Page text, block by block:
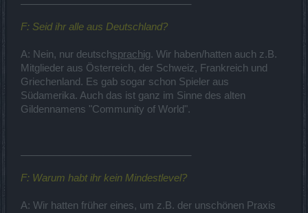
F: Seid ihr alle aus Deutschland?
A: Nein, nur deutschsprachig. Wir haben/hatten auch z.B.
Mitglieder aus Österreich, der Schweiz, Frankreich und
Griechenland. Es gab sogar schon Spieler aus
Südamerika. Auch das ist ganz im Sinne des alten
Gildennamens "Community of World".
F: Warum habt ihr kein Mindestlevel?
A: Wir hatten früher eines, um z.B. der unschönen Praxis